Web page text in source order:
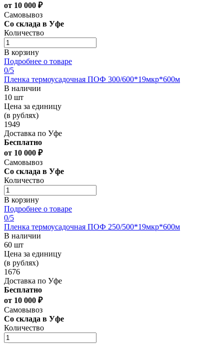
от 10 000 ₽
Самовывоз
Со склада в Уфе
Количество
В корзину
Подробнее о товаре
0/5
Пленка термоусадочная ПОФ 300/600*19мкр*600м
В наличии
10 шт
Цена за единицу
(в рублях)
1949
Доставка по Уфе
Бесплатно
от 10 000 ₽
Самовывоз
Со склада в Уфе
Количество
В корзину
Подробнее о товаре
0/5
Пленка термоусадочная ПОФ 250/500*19мкр*600м
В наличии
60 шт
Цена за единицу
(в рублях)
1676
Доставка по Уфе
Бесплатно
от 10 000 ₽
Самовывоз
Со склада в Уфе
Количество